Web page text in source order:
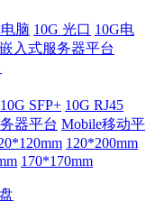
脑 10G 光口 10G电
嵌入式服务器平台
10G SFP+ 10G RJ45
器平台 Mobile移动平
120*200mm
170*170mm